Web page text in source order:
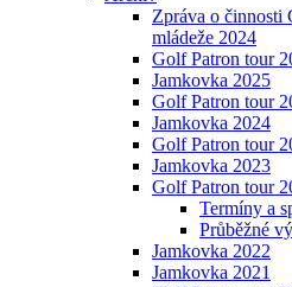
Zpráva o činnosti
mládeže 2024
Golf Patron tour
Jamkovka 2025
Golf Patron tour
Jamkovka 2024
Golf Patron tour
Jamkovka 2023
Golf Patron tour
Termíny a
Průběžné
Jamkovka 2022
Jamkovka 2021